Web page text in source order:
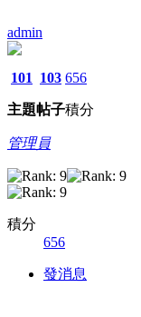
admin
101
主題
103
帖子
656
積分
管理員
積分
656
發消息